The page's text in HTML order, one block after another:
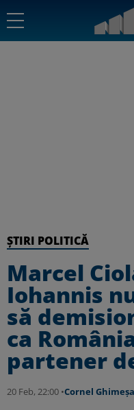
ȘTIRI POLITICĂ
Marcel
Iohannis
să
ca
partener
20 Feb, 22:00 •Cornel